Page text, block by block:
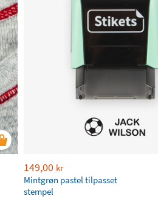
149,00 kr
Mintgrøn pastel tilpasset
stempel